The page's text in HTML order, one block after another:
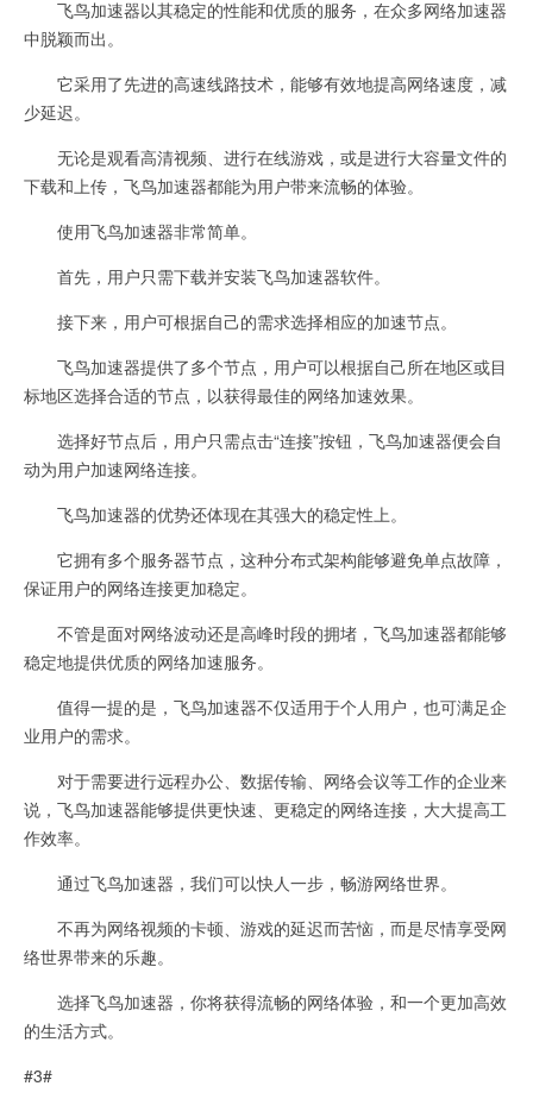
飞鸟加速器以其稳定的性能和优质的服务，在众多网络加速器
中脱颖而出。
它采用了先进的高速线路技术，能够有效地提高网络速度，减
少延迟。
无论是观看高清视频、进行在线游戏，或是进行大容量文件的
下载和上传，飞鸟加速器都能为用户带来流畅的体验。
使用飞鸟加速器非常简单。
首先，用户只需下载并安装飞鸟加速器软件。
接下来，用户可根据自己的需求选择相应的加速节点。
飞鸟加速器提供了多个节点，用户可以根据自己所在地区或目
标地区选择合适的节点，以获得最佳的网络加速效果。
选择好节点后，用户只需点击“连接”按钮，飞鸟加速器便会自
动为用户加速网络连接。
飞鸟加速器的优势还体现在其强大的稳定性上。
它拥有多个服务器节点，这种分布式架构能够避免单点故障，
保证用户的网络连接更加稳定。
不管是面对网络波动还是高峰时段的拥堵，飞鸟加速器都能够
稳定地提供优质的网络加速服务。
值得一提的是，飞鸟加速器不仅适用于个人用户，也可满足企
业用户的需求。
对于需要进行远程办公、数据传输、网络会议等工作的企业来
说，飞鸟加速器能够提供更快速、更稳定的网络连接，大大提高工
作效率。
通过飞鸟加速器，我们可以快人一步，畅游网络世界。
不再为网络视频的卡顿、游戏的延迟而苦恼，而是尽情享受网
络世界带来的乐趣。
选择飞鸟加速器，你将获得流畅的网络体验，和一个更加高效
的生活方式。
#3#